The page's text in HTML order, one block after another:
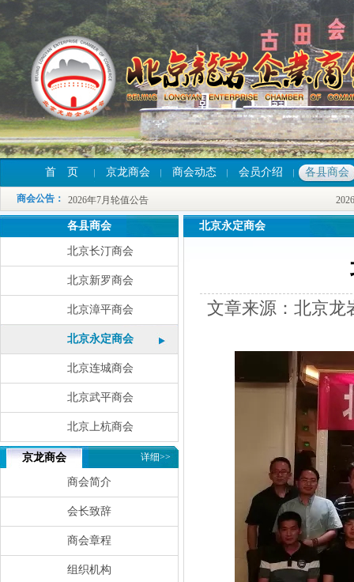
首 页 京龙商会 商会动态 会员介绍 各县商会
商会公告 ：
2026年7月轮值公告
2026年7月轮值公告
2026年7月轮值公告
各县商会
北京长汀商会
北京新罗商会
北京漳平商会
北京永定商会
北京连城商会
北京武平商会
北京上杭商会
京龙商会 详细>>
商会简介
会长致辞
商会章程
组织机构
北京永定商会
文章来源：北京